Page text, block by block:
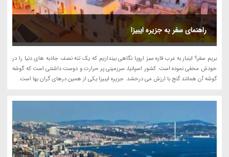
راهنمای سفر به جزیره ایبیزا
بریم سفر؟ اینبار به غرب قاره سبز اروپا نگاهی بیندازیم که یک تنه نصف جاذبه های دنیا را در
خودش مخفی نموده است. کشور اسپانیا، سرزمینی پر حرارت و دوست داشتنی است که گوشه
گوشه آن همانند گنج با ارزش می درخشد. جزیره ایبیزا یکی از همین درهای گران بها است.